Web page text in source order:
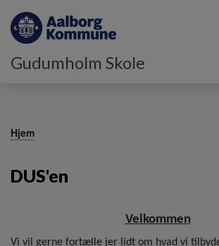
Gudumholm Skole
Hjem
DUS'en
Velkommen
Vi vil gerne fortælle jer lidt om hvad vi